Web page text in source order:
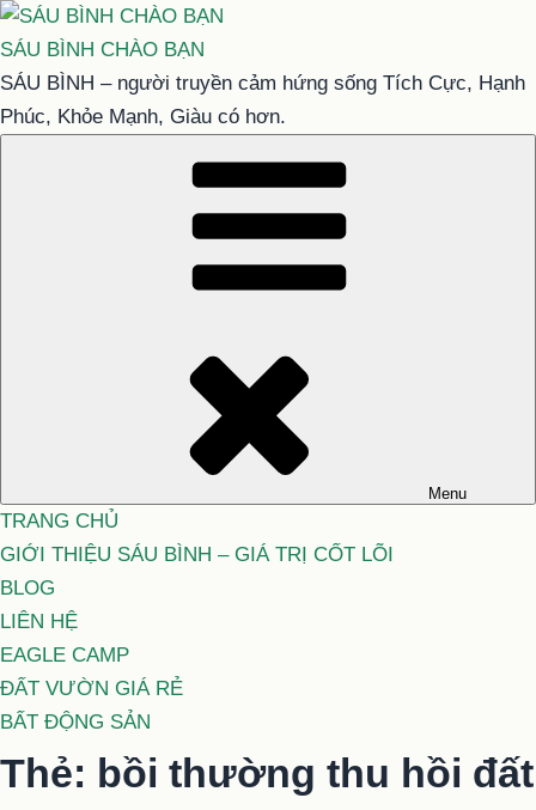
Chuyển
đến
phần
nội
SÁU BÌNH CHÀO BẠN
SÁU BÌNH – người truyền cảm hứng sống Tích Cực, Hạnh
Phúc, Khỏe Mạnh, Giàu có hơn.
Menu
TRANG CHỦ
GIỚI THIỆU SÁU BÌNH – GIÁ TRỊ CỐT LÕI
BLOG
LIÊN HỆ
EAGLE CAMP
ĐẤT VƯỜN GIÁ RẺ
BẤT ĐỘNG SẢN
Thẻ: bồi thường thu hồi đất